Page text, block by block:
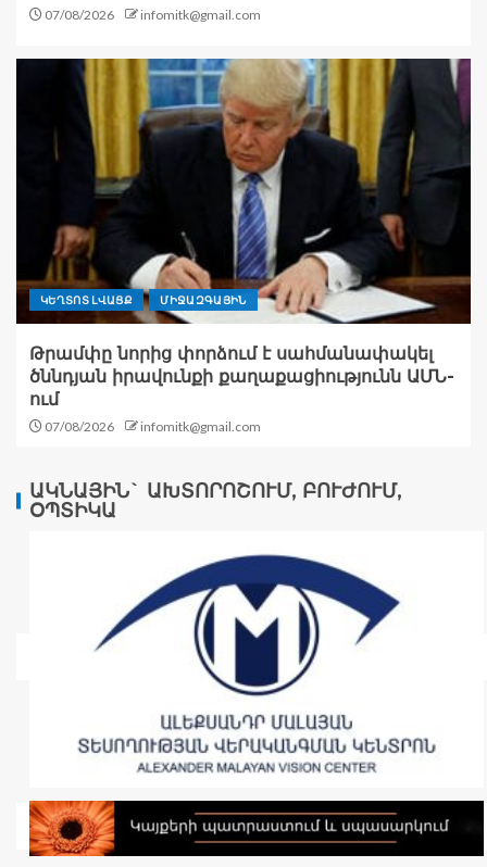
07/08/2026 infomitk@gmail.com
ԿԵՂՏՈՏ ԼՎԱՑՔ ՄԻՋԱԶԳԱՅԻՆ
Թրամփը նորից փորձում է սահմանափակել
ծննդյան իրավունքի քաղաքացիությունն ԱՄՆ-
ում
07/08/2026 infomitk@gmail.com
ԱԿՆԱՅԻՆ` ԱԽՏՈՐՈՇՈՒՄ, ԲՈՒԺՈՒՄ,
ՕՊՏԻԿԱ